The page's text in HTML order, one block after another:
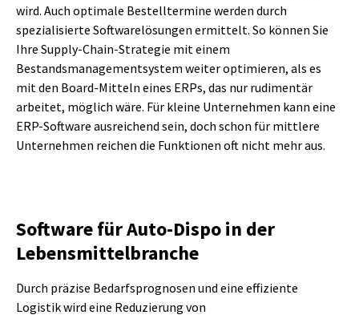
wird. Auch optimale Bestelltermine werden durch
spezialisierte Softwarelösungen ermittelt. So können Sie
Ihre Supply-Chain-Strategie mit einem
Bestandsmanagement­system weiter optimieren, als es
mit den Board-Mitteln eines ERPs, das nur rudimentär
arbeitet, möglich wäre. Für kleine Unternehmen kann eine
ERP-Software ausreichend sein, doch schon für mittlere
Unternehmen reichen die Funktionen oft nicht mehr aus.
Software für Auto-Dispo in der
Lebensmittelbranche
Durch präzise Bedarfsprognosen und eine effiziente
Logistik wird eine Reduzierung von